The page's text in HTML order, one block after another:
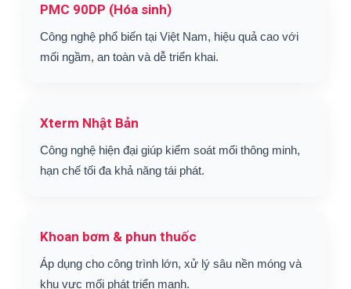
PMC 90DP (Hóa sinh)
Công nghệ phổ biến tại Việt Nam, hiệu quả cao với
mối ngầm, an toàn và dễ triển khai.
Xterm Nhật Bản
Công nghệ hiện đại giúp kiểm soát mối thông minh,
hạn chế tối đa khả năng tái phát.
Khoan bơm & phun thuốc
Áp dụng cho công trình lớn, xử lý sâu nền móng và
khu vực mối phát triển mạnh.